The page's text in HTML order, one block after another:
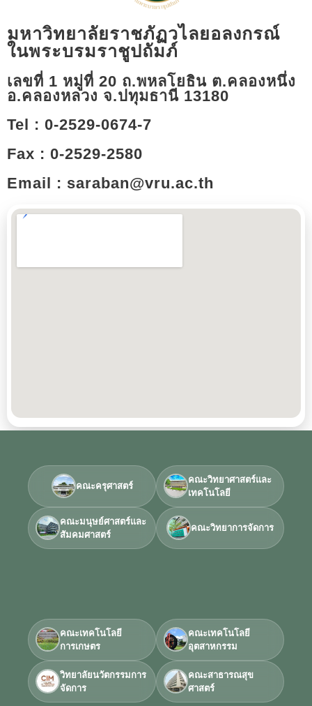
มหาวิทยาลัยราชภัฏวไลยอลงกรณ์
ในพระบรมราชูปถัมภ์
เลขที่ 1 หมู่ที่ 20 ถ.พหลโยธิน ต.คลองหนึ่ง
อ.คลองหลวง จ.ปทุมธานี 13180​
Tel : 0-2529-0674-7
Fax : 0-2529-2580
Email : saraban@vru.ac.th​
คณะครุศาสตร์
คณะวิทยาศาสตร์และ
เทคโนโลยี
คณะมนุษย์ศาสตร์และ
สัมคมศาสตร์
คณะวิทยาการจัดการ
คณะเทคโนโลยี
การเกษตร
คณะเทคโนโลยี
อุตสาหกรรม
วิทยาลัยนวัตกรรมการ
จัดการ
คณะสาธารณสุข
ศาสตร์